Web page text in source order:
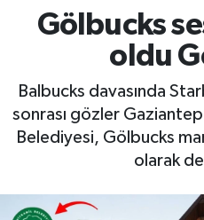
Gölbucks
oldu
Balbucks davasında
sonrası gözler
Belediyesi, Gölbucks
olarak
Gaziantep son dakika
Gündem
Haberler
Kültür Sanat
Puan Durumu ve
Tüm Manşetler
Son Dakika Haberleri
Haber Arşivi